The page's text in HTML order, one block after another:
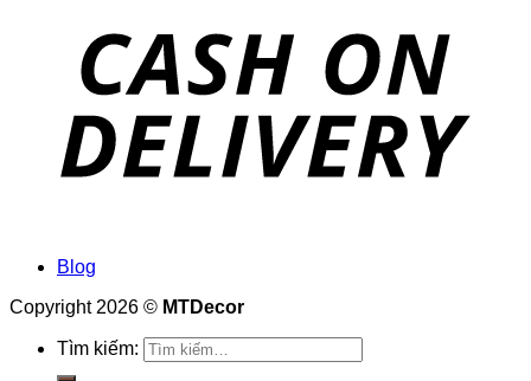
Blog
Copyright 2026 © MTDecor
Tìm kiếm: